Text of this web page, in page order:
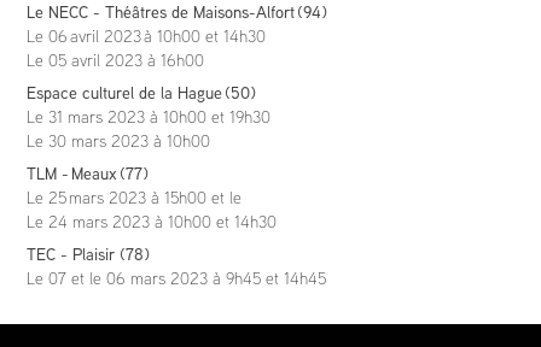
Le NECC - Théâtres de Maisons-Alfort(94)
Le 06 avril 2023 à 10h00 et 14h30
Le 05 avril 2023 à 16h00
Espace culturel de la Hague(50)
Le 31 mars 2023 à 10h00 et 19h30
Le 30 mars 2023 à 10h00
TLM - Meaux (77)
Le 25 mars 2023 à 15h00 et le
Le 24 mars 2023 à 10h00 et 14h30
TEC - Plaisir (78)
Le 07 et le 06 mars 2023 à 9h45 et 14h45